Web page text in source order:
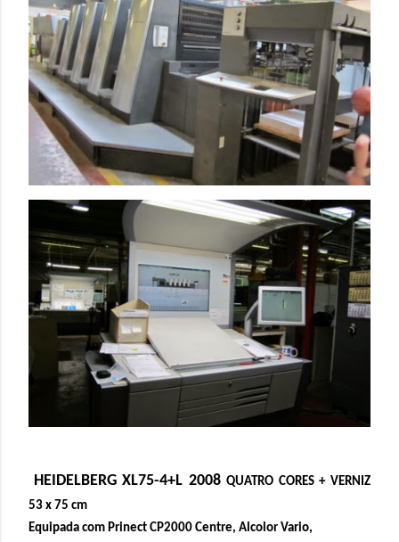
HEIDELBERG XL75-4+L 2008QUATRO CORES + VERNIZ
53 x 75 cm
Equipada com Prinect CP2000 Centre, Alcolor Vario,